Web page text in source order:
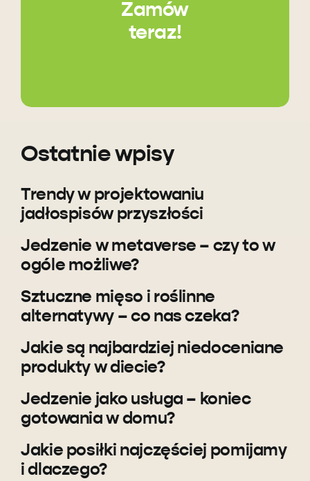
Zamów
teraz!
Ostatnie wpisy
Trendy w projektowaniu
jadłospisów przyszłości
Jedzenie w metaverse – czy to w
ogóle możliwe?
Sztuczne mięso i roślinne
alternatywy – co nas czeka?
Jakie są najbardziej niedoceniane
produkty w diecie?
Jedzenie jako usługa – koniec
gotowania w domu?
Jakie posiłki najczęściej pomijamy
i dlaczego?